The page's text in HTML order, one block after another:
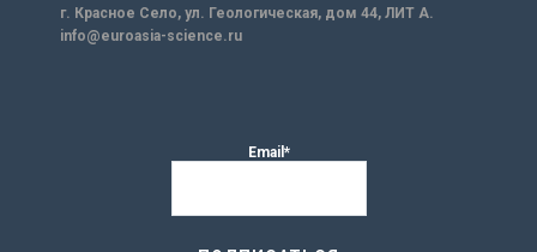
г. Красное Село, ул. Геологическая, дом 44, ЛИТ А.
info@euroasia-science.ru
Email*